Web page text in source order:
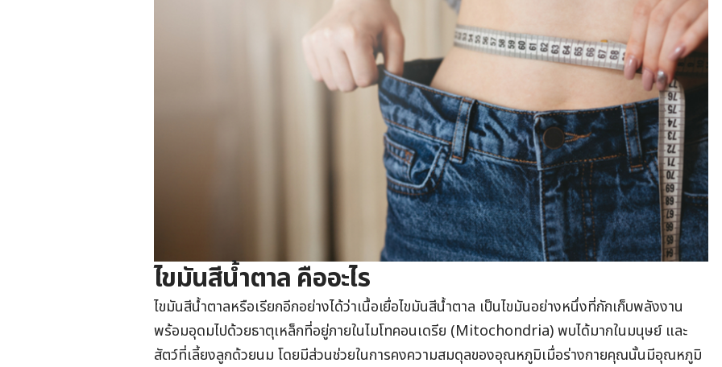
ไขมันสีน้ำตาล คืออะไร
ไขมันสีน้ำตาลหรือเรียกอีกอย่างได้ว่าเนื้อเยื่อไขมันสีน้ำตาล เป็นไขมันอย่างหนึ่งที่กักเก็บพลังงาน
พร้อมอุดมไปด้วยธาตุเหล็กที่อยู่ภายในไมโทคอนเดรีย (Mitochondria) พบได้มากในมนุษย์ และ
สัตว์ที่เลี้ยงลูกด้วยนม โดยมีส่วนช่วยในการคงความสมดุลของอุณหภูมิเมื่อร่างกายคุณนั้นมีอุณหภูมิ